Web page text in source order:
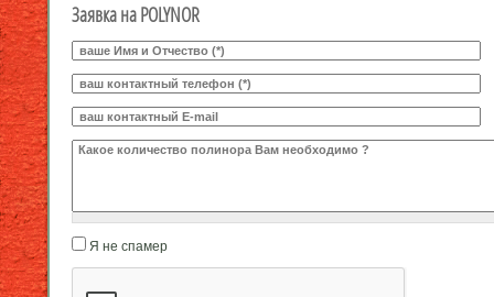
Заявка на POLYNOR
Ваше И.О. *
Телефон*
E-mail
Какое количество будете заказывать?*
Я не спамер
Я спамер